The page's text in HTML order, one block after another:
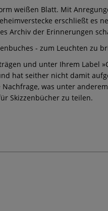
weißen Blatt. Mit
erschließt es
Archiv der Erinnerungen
- zum Leuchten zu
und unter Ihrem Label
hat seither nicht damit
was unter
Skizzenbücher zu teilen.